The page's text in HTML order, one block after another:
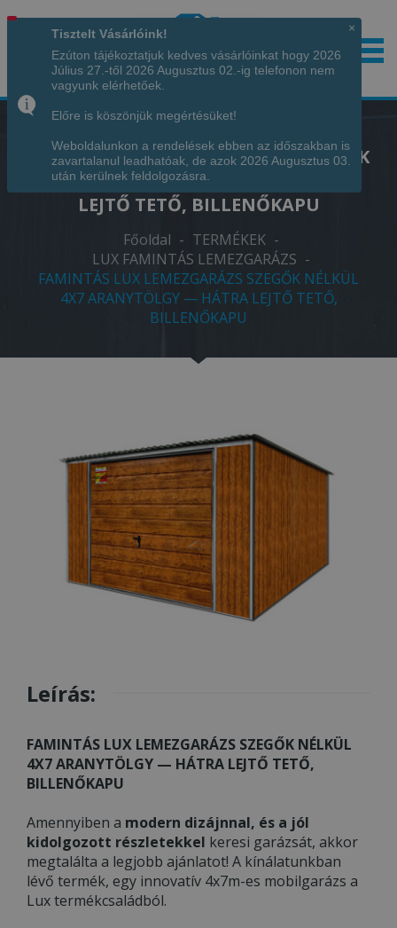
Hívjon minket!+36 70 7342034
FAMINTÁS LUX LEMEZGARÁZS SZEGŐK
NÉLKÜL 4X7 ARANYTÖLGY — HÁTRA
LEJTŐ TETŐ, BILLENŐKAPU
Főoldal - TERMÉKEK -
LUX FAMINTÁS LEMEZGARÁZS -
FAMINTÁS LUX LEMEZGARÁZS SZEGŐK NÉLKÜL
4X7 ARANYTÖLGY — HÁTRA LEJTŐ TETŐ,
BILLENŐKAPU
Leírás:
FAMINTÁS LUX LEMEZGARÁZS SZEGŐK NÉLKÜL
4X7 ARANYTÖLGY — HÁTRA LEJTŐ TETŐ,
BILLENŐKAPU
Amennyiben a modern dizájnnal, és a jól
kidolgozott részletekkel keresi garázsát, akkor
megtalálta a legjobb ajánlatot! A kínálatunkban
lévő termék, egy innovatív 4x7m-es mobilgarázs a
Lux termékcsaládból.
×
Tisztelt Vásárlóink!
Ezúton tájékoztatjuk kedves vásárlóinkat hogy 2026
Július 27.-től 2026 Augusztus 02.-ig telefonon nem
vagyunk elérhetőek.
Előre is köszönjük megértésüket!
Weboldalunkon a rendelések ebben az időszakban is
zavartalanul leadhatóak, de azok 2026 Augusztus 03.
után kerülnek feldolgozásra.